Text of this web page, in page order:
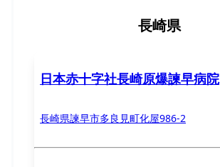
長崎県
日本赤十字社長崎原爆諫早病院
長崎県諫早市多良見町化屋986-2